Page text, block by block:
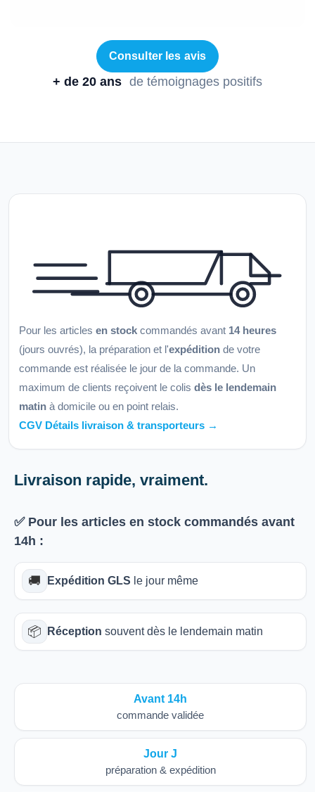
Consulter les avis
+ de 20 ans de témoignages positifs
Pour les articles en stock commandés avant 14 heures
(jours ouvrés), la préparation et l'expédition de votre
commande est réalisée le jour de la commande. Un
maximum de clients reçoivent le colis dès le lendemain
matin à domicile ou en point relais.
CGV Détails livraison & transporteurs →
Livraison rapide, vraiment.
✅ Pour les articles en stock commandés avant
14h :
🚚 Expédition GLS le jour même
📦 Réception souvent dès le lendemain matin
Avant 14h
commande validée
Jour J
préparation & expédition